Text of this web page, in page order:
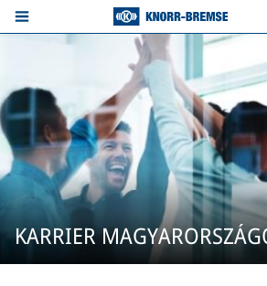
KARRIER